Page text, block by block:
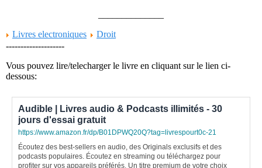
Livres electroniques
Droit
--------------------
Vous pouvez lire/telecharger le livre en cliquant sur le lien ci-
dessous:
Audible | Livres audio & Podcasts illimités - 30
jours d'essai gratuit
https://www.amazon.fr/dp/B01DPWQ20Q?tag=livrespourt0c-21
Écoutez des best-sellers en audio, des Originals exclusifs et des
podcasts populaires. Écoutez en streaming ou téléchargez pour
profiter sur vos appareils préférés. Un titre premium de votre choix